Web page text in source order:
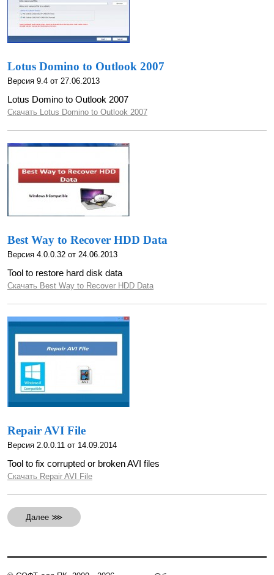
Lotus Domino to Outlook 2007
Версия 9.4 от 27.06.2013
Lotus Domino to Outlook 2007
Скачать Lotus Domino to Outlook 2007
Best Way to Recover HDD Data
Версия 4.0.0.32 от 24.06.2013
Tool to restore hard disk data
Скачать Best Way to Recover HDD Data
Repair AVI File
Версия 2.0.0.11 от 14.09.2014
Tool to fix corrupted or broken AVI files
Скачать Repair AVI File
Далее ⋙